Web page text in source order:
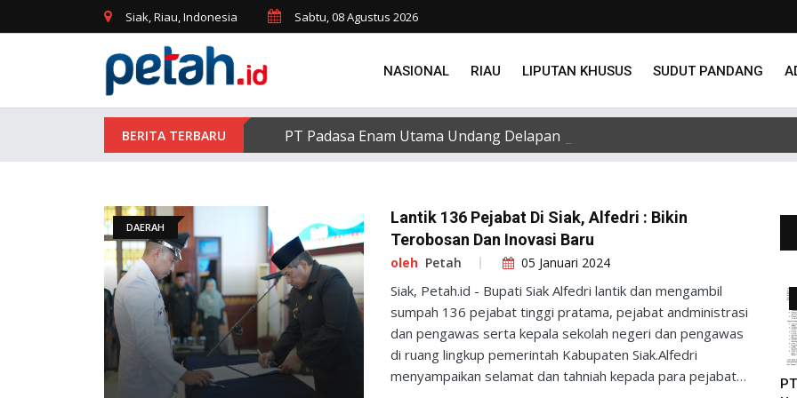
Siak, Riau, Indonesia Sabtu, 08 Agustus 2026
NASIONAL RIAU LIPUTAN KHUSUS SUDUT PANDANG
PT Padasa Enam Utama Undang Delapan Eks Karyawan untuk Verifikasi
DAERAH
Lantik 136 Pejabat Di Siak, Alfedri : Bikin
Terobosan Dan Inovasi Baru
oleh Petah 05 Januari 2024
Siak, Petah.id - Bupati Siak Alfedri lantik dan mengambil
sumpah 136 pejabat tinggi pratama, pejabat andministrasi
dan pengawas serta kepala sekolah negeri dan pengawas
di ruang lingkup pemerintah Kabupaten Siak.Alfedri
menyampaikan selamat dan tahniah kepada para pejabat